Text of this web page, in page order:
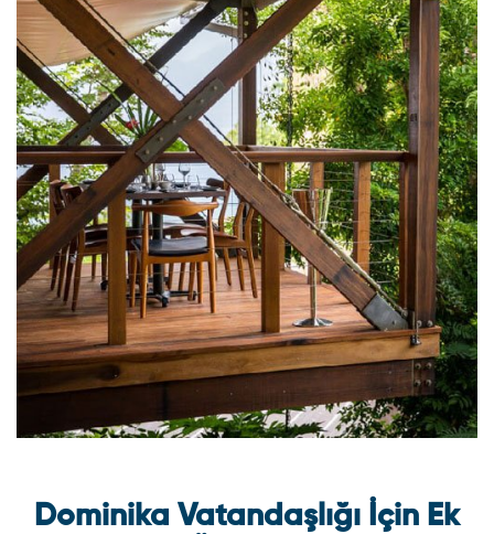
Dominika Vatandaşlığı İçin Ek